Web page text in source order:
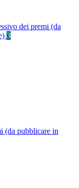
dei premi (da
3
(da pubblicare in